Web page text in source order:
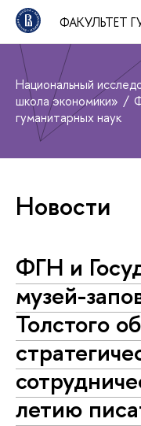
ФАКУЛЬТЕТ
Национальный
школа экономики»
гуманитарных наук
Новости
ФГН и
музей-
Толстого
летию